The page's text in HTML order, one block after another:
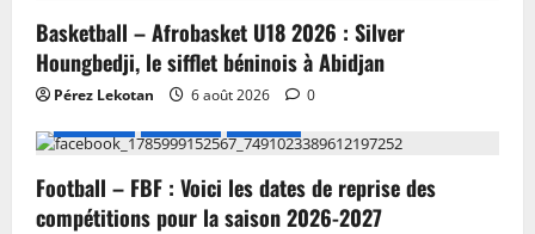
Basketball – Afrobasket U18 2026 : Silver
Houngbedji, le sifflet béninois à Abidjan
Pérez Lekotan 6 août 2026
0
Football – FBF : Voici les dates de reprise des
compétitions pour la saison 2026-2027